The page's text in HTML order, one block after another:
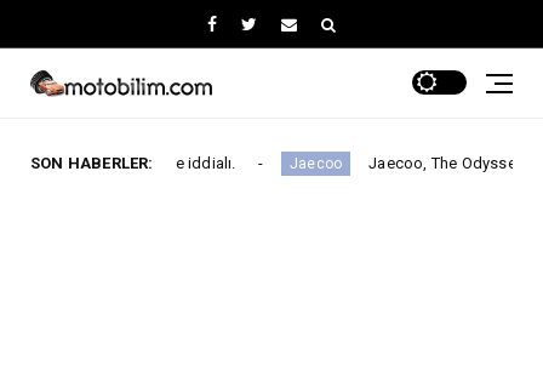
SON HABERLER:
iddialı. Jaecoo Jaecoo, The Odyssey ile Global İş